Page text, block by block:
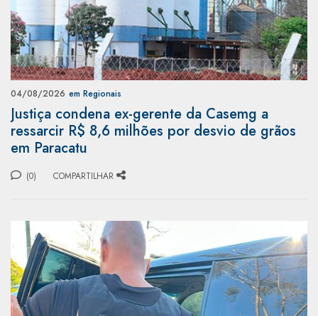
04/08/2026 em Regionais
Justiça condena ex-gerente da Casemg a
ressarcir R$ 8,6 milhões por desvio de grãos
em Paracatu
(0) COMPARTILHAR